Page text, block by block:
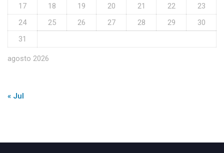
agosto 2026
17
18 19 20 21 22
23
24
25 26 27 28 29
30
31
« Jul